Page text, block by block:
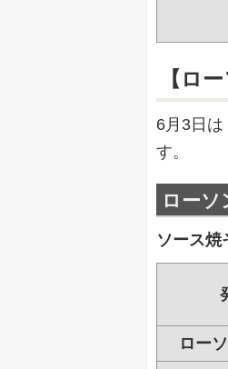
【ロ
6月3日
す。
ローソ
ソース焼
ロー